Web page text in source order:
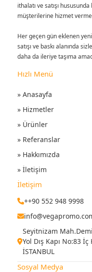
ithalatı ve satışı
müşterilerine hizmet
Her geçen gün eklenen
satışı ve baskı alanında
daha da ileriye taşıma
Hızlı Menü
» Anasayfa
» Hizmetler
» Ürünler
» Referanslar
» Hakkımızda
» İletişim
İletişim
++90 552 948 9998
Seyitnizam
Yol Dış Kapı No:83
İSTANBUL
Sosyal Medya